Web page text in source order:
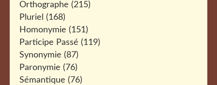
Orthographe (215)
Pluriel (168)
Homonymie (151)
Participe Passé (119)
Synonymie (87)
Paronymie (76)
Sémantique (76)